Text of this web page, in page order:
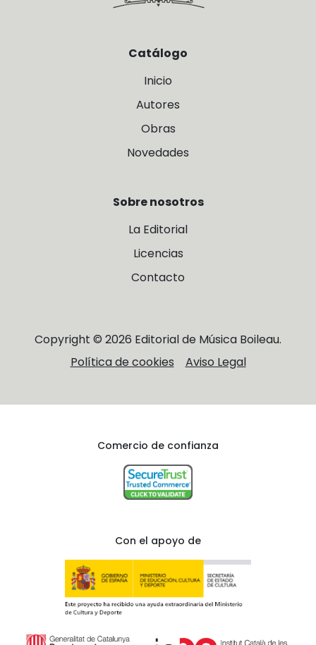
Catálogo
Inicio
Autores
Obras
Novedades
Sobre nosotros
La Editorial
Licencias
Contacto
Copyright © 2026 Editorial de Música Boileau.
Política de cookies
Aviso Legal
Comercio de confianza
Con el apoyo de